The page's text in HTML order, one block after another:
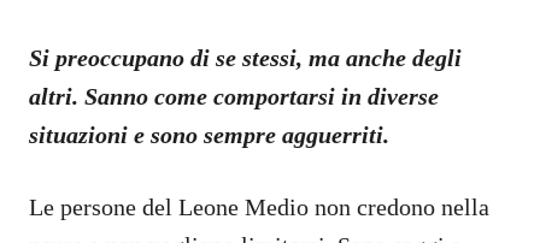
Si preoccupano di se stessi, ma anche degli
altri. Sanno come comportarsi in diverse
situazioni e sono sempre agguerriti.
Le persone del Leone Medio non credono nella